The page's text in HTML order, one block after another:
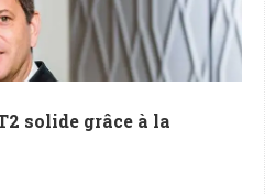
solide grâce à la